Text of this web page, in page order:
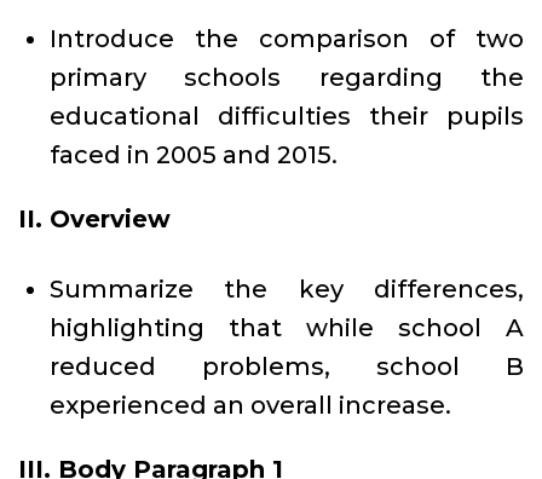
Introduce the comparison of two
primary schools regarding the
educational difficulties their pupils
faced in 2005 and 2015.
II. Overview
Summarize the key differences,
highlighting that while school A
reduced problems, school B
experienced an overall increase.
III. Body Paragraph 1